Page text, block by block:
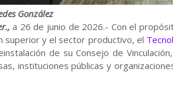
González
a 26 de junio de 2026.- Con el
superior y el sector productivo, el
de su Consejo de
instituciones públicas y